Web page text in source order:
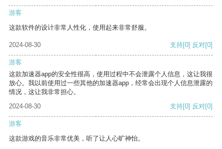
游客
这款软件的设计非常人性化，使用起来非常舒服。
2024-08-30 支持[0] 反对[0]
游客
这款加速器app的安全性很高，使用过程中不会泄露个人信息，这让我很
放心。我以前使用过一些其他的加速器app，经常会出现个人信息泄露的
情况，这让我非常担心。
2024-08-30
支持[0] 反对[0]
游客
这款游戏的音乐非常优美，听了让人心旷神怡。